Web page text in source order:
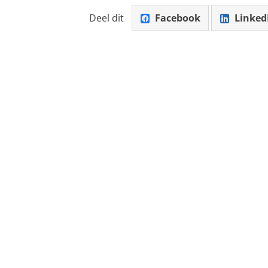
Deel dit Facebook